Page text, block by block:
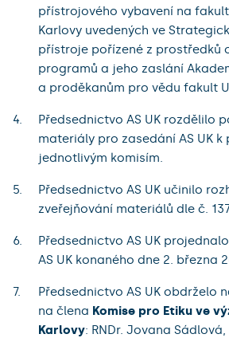
přístrojového vybavení na
Karlovy uvedených ve
přístroje pořízené z prostředků
programů a jeho zaslání
a proděkanům pro vědu fakult
Předsednictvo AS UK rozdělilo
materiály pro zasedání AS UK k
jednotlivým komisím.
Předsednictvo AS UK učinilo
zveřejňování materiálů dle č.
Předsednictvo AS UK
AS UK konaného dne 2. března
Předsednictvo AS UK obdrželo
na člena Komise pro Etiku ve
Karlovy: RNDr. Jovana Sádlová,